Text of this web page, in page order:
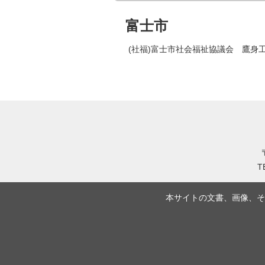
富士市
(社福)富士市社会福祉協議会 鷹身
本サイトの文書、画像、